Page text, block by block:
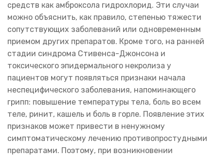
средств как амброксола гидрохлорид. Эти случаи
можно объяснить, как правило, степенью тяжести
сопутствующих заболеваний или одновременным
приемом других препаратов. Кроме того, на ранней
стадии синдрома Стивенса-Джонсона и
токсического эпидермального некролиза у
пациентов могут появляться признаки начала
неспецифического заболевания, напоминающего
грипп: повышение температуры тела, боль во всем
теле, ринит, кашель и боль в горле. Появление этих
признаков может привести в ненужному
симптоматическому лечению противопростудными
препаратами. Поэтому, при возникновении